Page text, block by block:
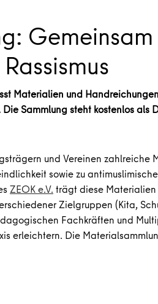
Materialien und
Sammlung steht kostenlos als
und Vereinen zahlreiche
sowie zu
ZEOK e.V. trägt diese Materialien
Zielgruppen (Kita,
Fachkräften und
erleichtern. Die